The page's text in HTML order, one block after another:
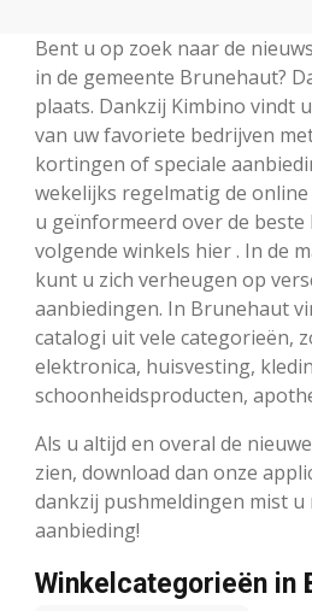
Bent u op zoek naar de
in de gemeente Brunehaut?
plaats. Dankzij Kimbino vindt
van uw favoriete bedrijven
kortingen of speciale
wekelijks regelmatig de
u geïnformeerd over de
volgende winkels hier . In de
kunt u zich verheugen op
aanbiedingen. In Brunehaut
catalogi uit vele categorieën,
elektronica, huisvesting,
schoonheidsproducten,
Als u altijd en overal de
zien, download dan onze
dankzij pushmeldingen mist u
aanbieding!
Winkelcategorieën in